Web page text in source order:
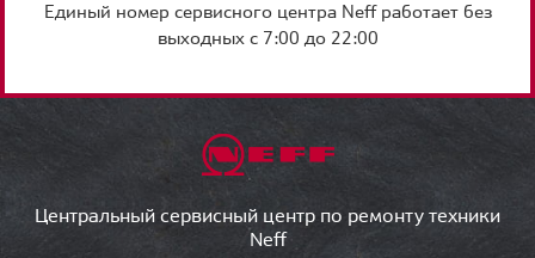
Единый номер сервисного центра Neff работает без
выходных с 7:00 до 22:00
Центральный сервисный центр по ремонту техники
Neff